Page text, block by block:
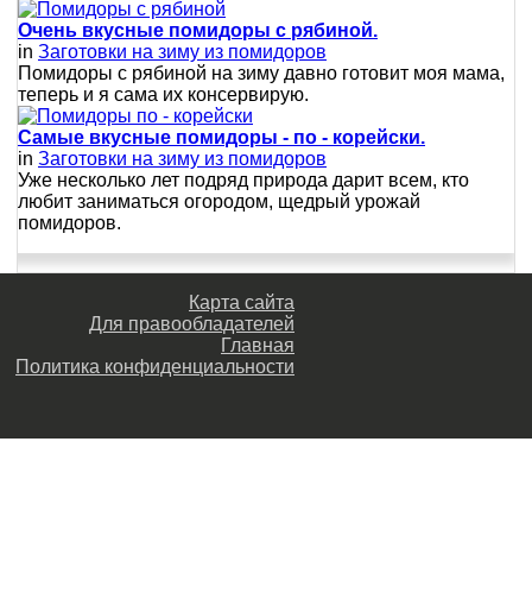
Очень вкусные помидоры с рябиной.
in Заготовки на зиму из помидоров
Помидоры с рябиной на зиму давно готовит моя мама,
теперь и я сама их консервирую.
Самые вкусные помидоры - по - корейски.
in Заготовки на зиму из помидоров
Уже несколько лет подряд природа дарит всем, кто
любит заниматься огородом, щедрый урожай
помидоров.
Карта сайта
Для правообладателей
Главная
Политика конфиденциальности